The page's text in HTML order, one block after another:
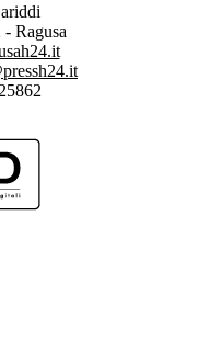
Ragusa